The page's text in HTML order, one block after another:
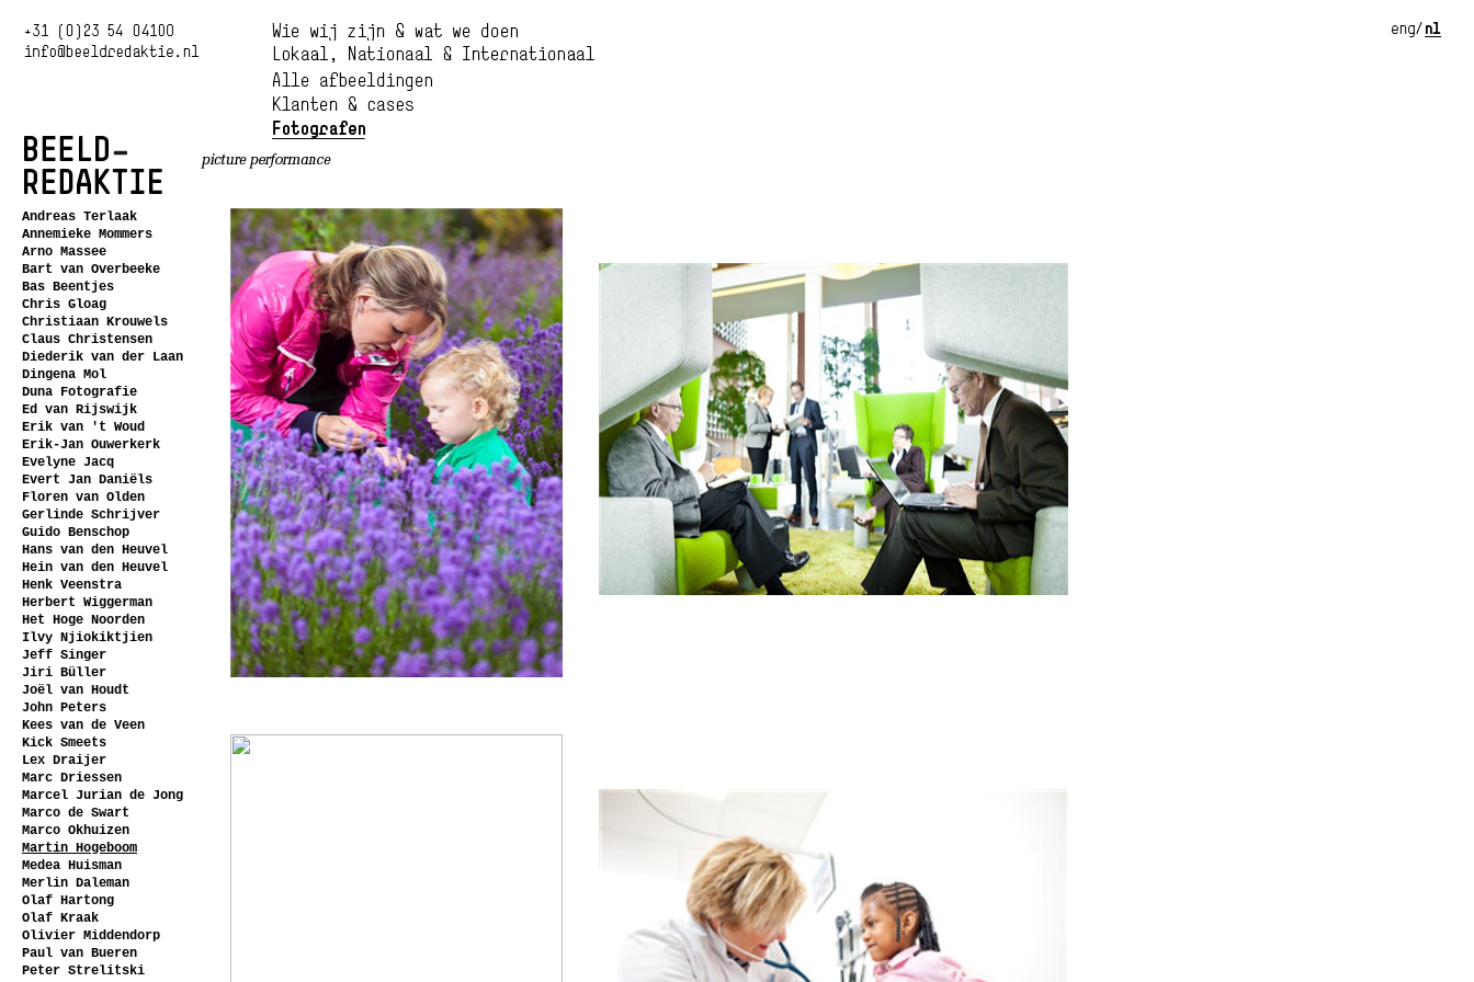
Andreas Terlaak
Annemieke Mommers
Arno Massee
Bart van Overbeeke
Bas Beentjes
Chris Gloag
Christiaan Krouwels
Claus Christensen
Diederik van der Laan
Dingena Mol
Duna Fotografie
Ed van Rijswijk
Erik van 't Woud
Erik-Jan Ouwerkerk
Evelyne Jacq
Evert Jan Daniëls
Floren van Olden
Gerlinde Schrijver
Guido Benschop
Hans van den Heuvel
Hein van den Heuvel
Henk Veenstra
Herbert Wiggerman
Het Hoge Noorden
Ilvy Njiokiktjien
Jeff Singer
Jiri Büller
Joël van Houdt
John Peters
Kees van de Veen
Kick Smeets
Lex Draijer
Marc Driessen
Marcel Jurian de Jong
Marco de Swart
Marco Okhuizen
Martin Hogeboom
Medea Huisman
Merlin Daleman
Olaf Hartong
Olaf Kraak
Olivier Middendorp
Paul van Bueren
Peter Strelitski